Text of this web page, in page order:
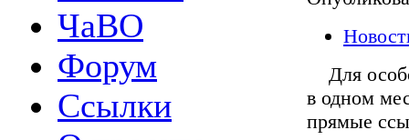
ЧаВО
Форум
Ссылки
Для
в одном
прямые